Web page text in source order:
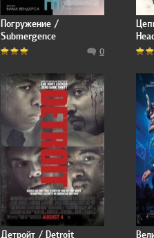
Погружение /
Submergence
0
Детройт / Detroit